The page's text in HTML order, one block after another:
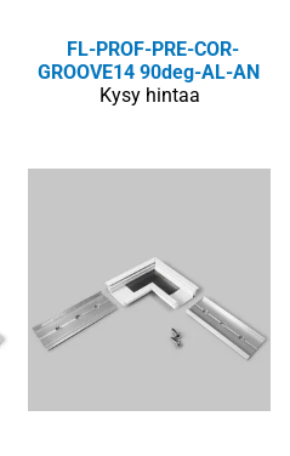
FL-PROF-PRE-COR-
GROOVE14 90deg-AL-AN
Kysy hintaa